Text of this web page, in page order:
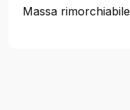
Massa rimorchiabile